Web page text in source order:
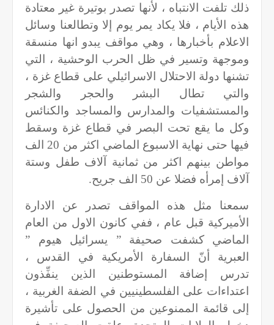
ذلك تلفت الانتباه ، لأنها تصدر بوتيرة غير معتادة
هذه الأيام ، فلا يكاد يمر يوم إلا وتطالعنا وسائل
الاعلام بأخبارها ، وهي مواقف يبدو انها منسقة
وموجهة وتسير في ظل الحرب الوحشية ، التي
تشنها دولة الاحتلال الاسرائيلي على قطاع غزة ،
والتي تطال البشر والحجر والشجر
والمستشفيات والمدارس والمساجد والكنائس
وكل ما يقع تحت البصر في قطاع غزة وسقط
فيها حتى نهاية الاسبوع الماضي اكثر من 20 الف
مواطن بينهم اكثر من ثمانية آلاف طفل وستة
آلاف إمرأه فضلا عن 50 الف جريح
.
سمعنا مثل هذه المواقف تصدر عن الادارة
الأميركية قبل عام ، ففي كانون الاول من العام
الماضي كشفت صحيفة ” يسرائيل هيوم ”
العبرية أنّ السفارة الأمريكية في القدس ،
تدرس إضافة المستوطنين الذين ينفِّذون
اعتداءات على الفلسطينيين في الضفة الغربية ،
إلى قائمة الممنوعين من الحصول على تأشيرة